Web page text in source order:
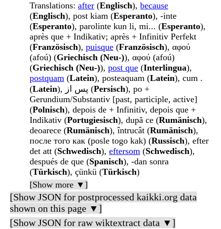
Translations: after (Englisch), because
(Englisch), post kiam (Esperanto), -inte
(Esperanto), parolinte kun li, mi... (Esperanto),
après que + Indikativ; après + Infinitiv Perfekt
(Französisch), puisque (Französisch), αφού
(afoú) (Griechisch (Neu-)), αφού (afoú)
(Griechisch (Neu-)), post que (Interlingua),
postquam (Latein), posteaquam (Latein), cum .
(Latein ), پس از (Persisch), po +
Gerundium/Substantiv [past, participle, active]
(Polnisch), depois de + Infinitiv, depois que +
Indikativ (Portugiesisch), după ce (Rumänisch),
deoarece (Rumänisch), întrucât (Rumänisch),
после того как (posle togo kak) (Russisch), efter
det att (Schwedisch), eftersom (Schwedisch),
después de que (Spanisch), -dan sonra
(Türkisch), çünkü (Türkisch)
[Show more ▼]
[Show JSON for postprocessed kaikki.org data
shown on this page ▼]
[Show JSON for raw wiktextract data ▼]